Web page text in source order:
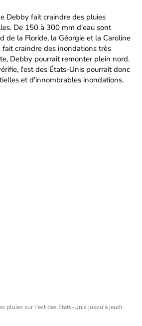
Debby fait craindre des pluies
De 150 à 300 mm d'eau sont
de la Floride, la Géorgie et la Caroline
fait craindre des inondations très
Debby pourrait remonter plein nord.
l'est des États-Unis pourrait donc
et d'innombrables inondations.
pluies sur l'est des Etats-Unis jusqu'à jeudi